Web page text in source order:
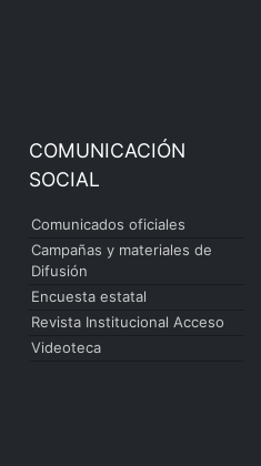
COMUNICACIÓN
SOCIAL
Comunicados oficiales
Campañas y materiales de
Difusión
Encuesta estatal
Revista Institucional Acceso
Videoteca